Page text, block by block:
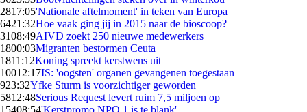
2817:05'Nationale aftelmoment' in teken van Europa
6421:32Hoe vaak ging jij in 2015 naar de bioscoop?
3108:49AIVD zoekt 250 nieuwe medewerkers
1800:03Migranten bestormen Ceuta
1811:12Koning spreekt kerstwens uit
10012:17IS: 'oogsten' organen gevangenen toegestaan
923:32Yfke Sturm is voorzichtiger geworden
5812:48Serious Request levert ruim 7,5 miljoen op
15408:54'Kerstpromo NPO 1 is te blank'